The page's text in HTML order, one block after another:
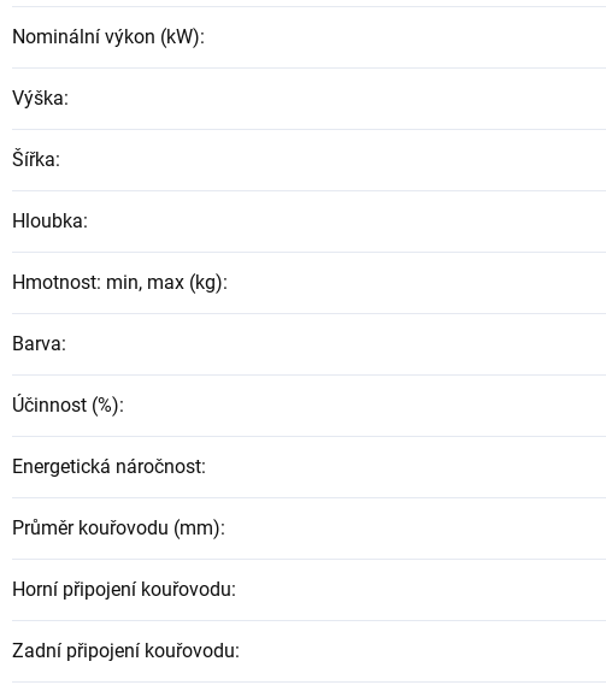
Nominální výkon (kW):
Výška:
Šířka:
Hloubka:
Hmotnost: min, max (kg):
Barva:
Účinnost (%):
Energetická náročnost:
Průměr kouřovodu (mm):
Horní připojení kouřovodu:
Zadní připojení kouřovodu: